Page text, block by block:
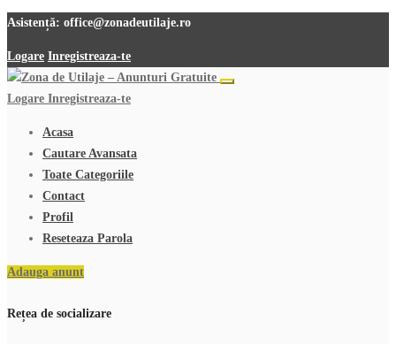
Asistență: office@zonadeutilaje.ro
Logare Inregistreaza-te
Logare Inregistreaza-te
Acasa
Cautare Avansata
Toate Categoriile
Contact
Profil
Reseteaza Parola
Adauga anunt
Rețea de socializare